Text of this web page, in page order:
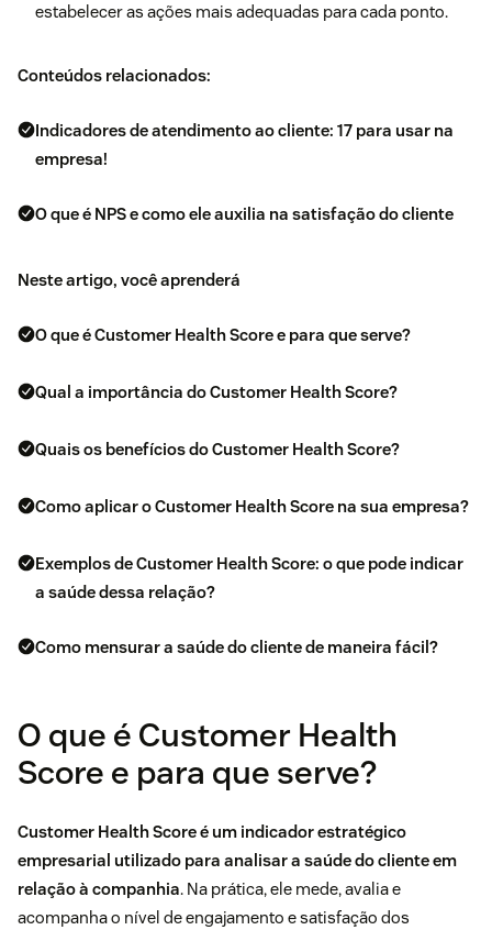
estabelecer as ações mais adequadas para cada ponto.
Conteúdos relacionados:
Indicadores de atendimento ao cliente: 17 para usar na
empresa!
O que é NPS e como ele auxilia na satisfação do cliente
Neste artigo, você aprenderá
O que é Customer Health Score e para que serve?
Qual a importância do Customer Health Score?
Quais os benefícios do Customer Health Score?
Como aplicar o Customer Health Score na sua empresa?
Exemplos de Customer Health Score: o que pode indicar
a saúde dessa relação?
Como mensurar a saúde do cliente de maneira fácil?
O que é Customer Health
Score e para que serve?
Customer Health Score é um indicador estratégico
empresarial utilizado para analisar a saúde do cliente em
relação à companhia. Na prática, ele mede, avalia e
acompanha o nível de engajamento e satisfação dos